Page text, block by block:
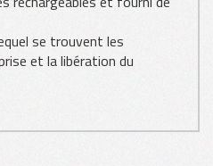
se trouvent les
et la libération du